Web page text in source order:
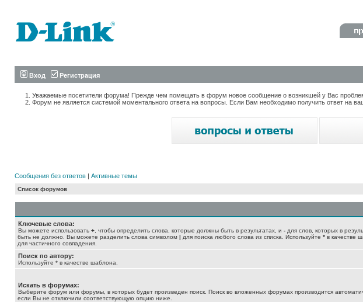
Вход Регистрация
Уважаемые посетители форума! Прежде чем помещать в форум новое сообщение о возникшей у Вас
Форум не является системой моментального ответа на вопросы. Если Вам необходимо получить ответ на
Сообщения без ответов | Активные темы
Список форумов
Ключевые слова:
Вы можете использовать + , чтобы определить слова, которые должны быть в результатах, и - для слов, которых в
быть не должно. Вы можете разделить слова символом | для поиска любого слова из списка. Используйте * в качестве
для частичного совпадения.
Поиск по автору:
Используйте * в качестве шаблона.
Искать в форумах:
Выберите форум или форумы, в которых будет произведен поиск. Поиск во вложенных форумах производится
если Вы не отключили соответствующую опцию ниже.